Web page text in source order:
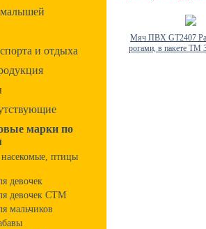
и отдыха
марки по
птицы
девочек
девочек СТМ
мальчиков
Мяч ПВХ GT2407
рогами, в пакете